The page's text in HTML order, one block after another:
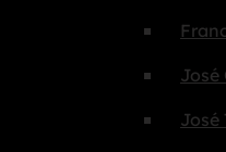
José
José